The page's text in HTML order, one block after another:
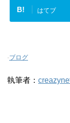
B! はてブ
-ブログ
執筆者：